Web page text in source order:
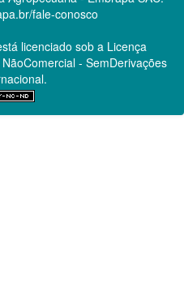
fale-conosco
licenciado sob a Licença
- SemDerivações